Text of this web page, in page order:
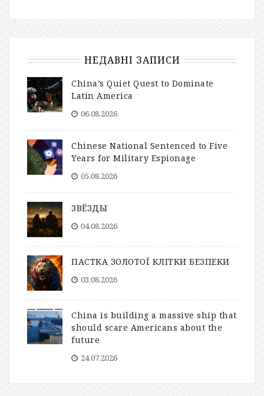
НЕДАВНІ ЗАПИСИ
China’s Quiet Quest to Dominate
Latin America
06.08.2026
Chinese National Sentenced to Five
Years for Military Espionage
05.08.2026
ЗВЁЗДЫ
04.08.2026
ПАСТКА ЗОЛОТОЇ КЛІТКИ БЕЗПЕКИ
03.08.2026
China is building a massive ship that
should scare Americans about the
future
24.07.2026